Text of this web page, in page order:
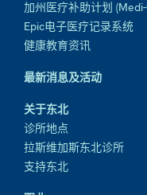
加州医疗补助计划
Epic电子医疗记录系统
健康教育资讯
最新消息及活动
关于东北
诊所地点
拉斯维加斯东北诊所
支持东北